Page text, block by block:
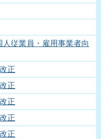
従業員・雇用事業者向
正
正
正
正
正